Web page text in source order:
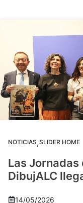
NOTICIAS,SLIDER HOME
Las
DibujALC
14/05/2026